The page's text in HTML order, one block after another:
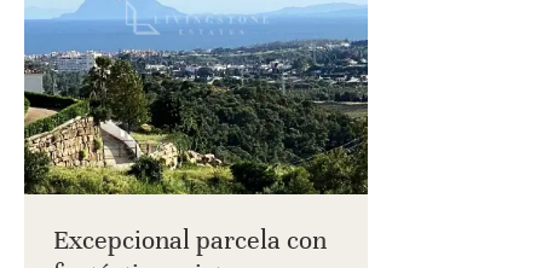
Excepcional parcela con